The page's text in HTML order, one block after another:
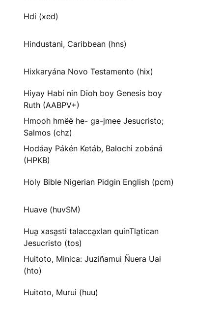
Hdi (xed)
Hindustani, Caribbean (hns)
Hixkaryána Novo Testamento (hix)
Hiyay Habi nin Dioh boy Genesis boy
Ruth (AABPV+)
Hmooh hmëë he- ga-jmee Jesucristo;
Salmos (chz)
Hodáay Pákén Ketáb, Balochi zobáná
(HPKB)
Holy Bible Nigerian Pidgin English (pcm)
Huave (huvSM)
Hua̱ xasa̱sti talacca̱xlan quinTla̱tican
Jesucristo (tos)
Huitoto, Minica: Juziñamui Ñuera Uai
(hto)
Huitoto, Murui (huu)